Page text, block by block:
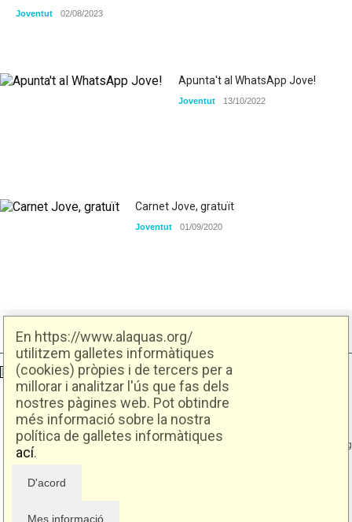
En https://www.alaquas.org/
utilitzem galletes informàtiques
(cookies) pròpies i de tercers per a
millorar i analitzar l'ús que fas dels
nostres pàgines web. Pot obtindre
més informació sobre la nostra
política de galletes informàtiques
ací.
Joventut 02/08/2023
Apunta't al WhatsApp Jove!
Joventut 13/10/2022
Carnet Jove, gratuït
Joventut 01/09/2020
Ajuntament d'Alaquàs Creative Commons
Ajuntament d'Alaquàs.
C/. Major 88. CP: 46970 Alaquàs.dir3: L01460057
Tel.: 96 151 94 00 | FAX: 96 151 94 03 | info@alaquas.org